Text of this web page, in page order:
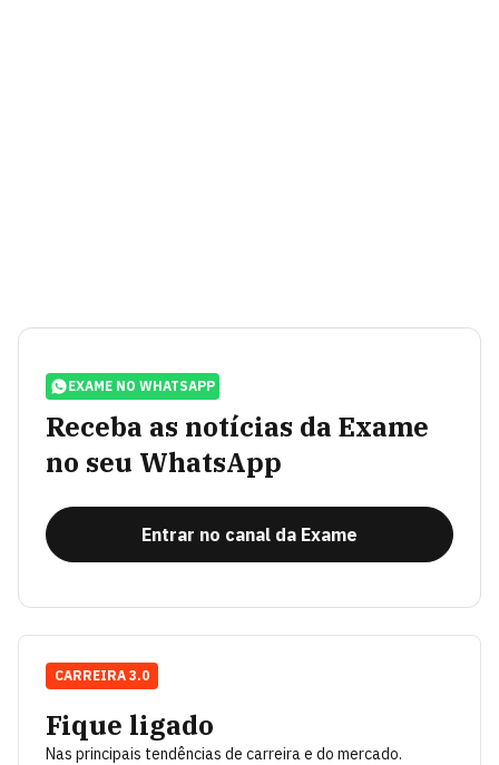
EXAME NO WHATSAPP
Receba as notícias da Exame
no seu WhatsApp
Entrar no canal da Exame
Fique ligado
Nas principais tendências de carreira e do mercado.
CARREIRA 3.0